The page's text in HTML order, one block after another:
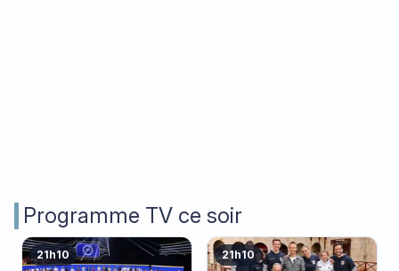
Programme TV ce soir
21h10 21h10